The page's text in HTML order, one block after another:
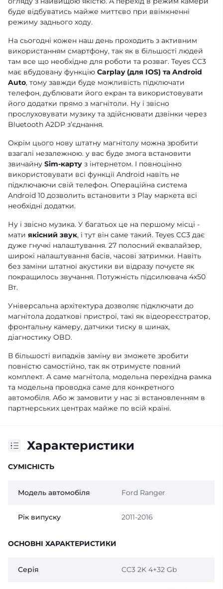
буде відбуватись майже миттєво при ввімкненні
режиму заднього ходу.
На сьогодні кожен наш день проходить з активним
використанням смартфону, так як в більшості людей
там все що необхідне для роботи та розваг. Teyes CC3
має вбудовану функцію Carplay (для IOS) та Android
Auto, тому завжди буде можливість підключати
телефон, дублювати його екран та використовувати
його додатки прямо з магнітоли. Ну і звісно
прослуховувати музику та здійснювати дзвінки через
Bluetooth A2DP зʼєднання.
Окрім цього нову штатну магнітолу можна зробити
взагалі незалежною. у вас буде змога встановити
звичайну Sim-карту з інтернетом. І повноцінно
використовувати всі функції Android навіть не
підключаючи свій телефон. Операційна система
Android 10 дозволить встановити з Play маркета всі
необхідні додатки.
Ну і звісно музика. У багатьох це на першому місці -
мати якісний звук, і тут він саме такий. Teyes CC3 дає
дуже гнучкі налаштування. 27 полосний еквалайзер,
широкі налаштування басів, часові затримки. Навіть
без заміни штатної акустики ви відразу почуєте як
покращилось звучання. Потужність підсилювача 4х50
Вт.
Універсальна архітектура дозволяє підключати до
магнітола додаткові пристрої, такі як відеореєстратор,
фронтальну камеру, датчики тиску в шинах,
діагностику OBD.
В більшості випадків заміну ви зможете зробити
повністю самостійно, так як отримуєте повний
комплект. А саме магнітола, модельна перехідна рамка
та модельна проводка саме для конкретного
автомобіля. Або ж замовити у нас зі встановленням в
партнерських центрах майже по всій країні.
Характеристики
СУМІСНІСТЬ
Модель автомобіля Ford Ranger
Рік випуску 2011-2016
ОСНОВНІ ХАРАКТЕРИСТИКИ
Серія CC3 2K 4+32 Gb